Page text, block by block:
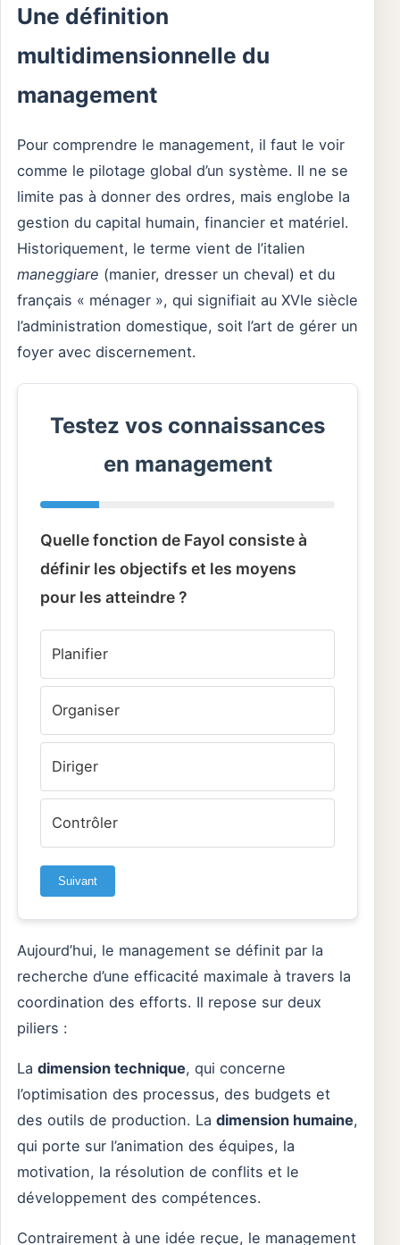
Une définition
multidimensionnelle du
management
Pour comprendre le management, il faut le voir
comme le pilotage global d’un système. Il ne se
limite pas à donner des ordres, mais englobe la
gestion du capital humain, financier et matériel.
Historiquement, le terme vient de l’italien
maneggiare (manier, dresser un cheval) et du
français « ménager », qui signifiait au XVIe siècle
l’administration domestique, soit l’art de gérer un
foyer avec discernement.
Testez vos connaissances
en management
Quelle fonction de Fayol consiste à
définir les objectifs et les moyens
pour les atteindre ?
Planifier
Organiser
Diriger
Contrôler
Suivant
Aujourd’hui, le management se définit par la
recherche d’une efficacité maximale à travers la
coordination des efforts. Il repose sur deux
piliers :
La dimension technique, qui concerne
l’optimisation des processus, des budgets et
des outils de production. La dimension humaine,
qui porte sur l’animation des équipes, la
motivation, la résolution de conflits et le
développement des compétences.
Contrairement à une idée reçue, le management